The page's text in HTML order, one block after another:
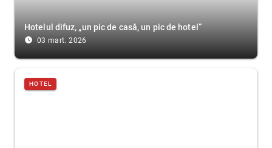
Hotelul difuz, „un pic de casă, un pic de hotel”
access_time_filled 03 mart. 2026
HOTEL